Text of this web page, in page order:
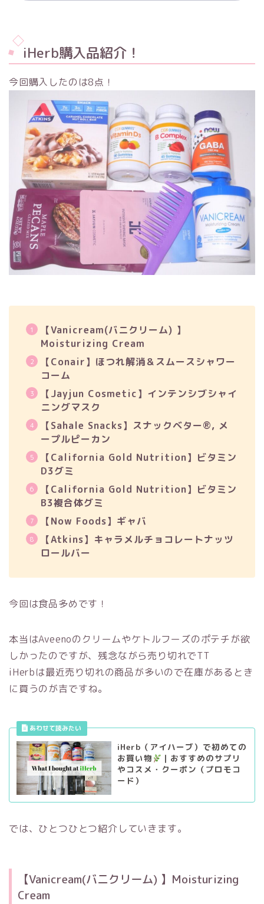
iHerb購入品紹介！
今回購入したのは8点！
【Vanicream(バニクリーム) 】
Moisturizing Cream
【Conair】ほつれ解消＆スムースシャワー
コーム
【Jayjun Cosmetic】インテンシブシャイ
ニングマスク
【Sahale Snacks】スナックベター®, メ
ープルピーカン
【California Gold Nutrition】ビタミン
D3グミ
【California Gold Nutrition】ビタミン
B3複合体グミ
【Now Foods】ギャバ
【Atkins】キャラメルチョコレートナッツ
ロールバー
今回は食品多めです！
本当はAveenoのクリームやケトルフーズのポテチが欲
しかったのですが、残念ながら売り切れでTT
iHerbは最近売り切れの商品が多いので在庫があるとき
に買うのが吉ですね。
iHerb（アイハーブ）で初めての
お買い物
｜おすすめのサプリ
やコスメ・クーポン（プロモコ
ード）
では、ひとつひとつ紹介していきます。
【Vanicream(バニクリーム) 】Moisturizing
Cream